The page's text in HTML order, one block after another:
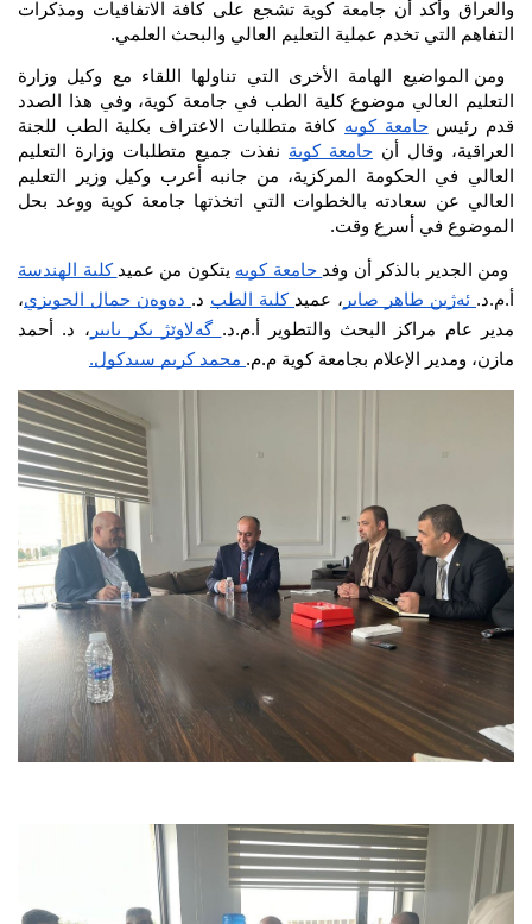
التفاهم التي تخدم عملية التعليم العالي والبحث العلمي.
قدم رئيس جامعة كويه
العراقية، وقال أن جامعة كوية
الموضوع في أسرع وقت.
ومن الجدير بالذكر أن وفد جامعة كويه يتكون من عميد كلية الهندسة
أ.م.د. ئەژین طاهر صابر ، عميد كلية الطب د. دەوەن جمال الحويزي
مدير عام مراكز البحث والتطوير أ.م.د. گەلاوێژ بكر بابير
مازن، ومدير الإعلام بجامعة كوية م.م. محمد كريم سيدكول.